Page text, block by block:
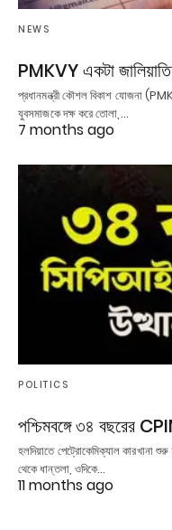
NEWS
PMKVY একটা
প্রধানমন্ত্রী কৌশল বিকাশ যোজনা
যুবসমাজকে দক্ষ করে তোলা,…
7 months ago
POLITICS
পশ্চিমবঙ্গে ৩৪ বছরের
হলদিয়াতে পেট্রোকেমিক্যাল কারখানা শুরু
থেকে ধান্তলা, ওদিকে…
11 months ago